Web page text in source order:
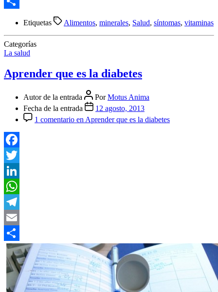
Etiquetas Alimentos, minerales, Salud, síntomas, vitaminas
Categorías
La salud
Aprender que es la diabetes
Autor de la entrada PorMotus Anima
Fecha de la entrada
12 agosto, 2013
1 comentario en Aprender que es la diabetes
Facebook
Twitter
LinkedIn
WhatsApp
Telegram
Email
Compartir